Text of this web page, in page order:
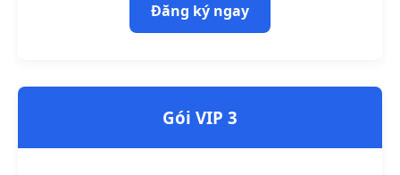
Đăng ký ngay
Gói VIP 3